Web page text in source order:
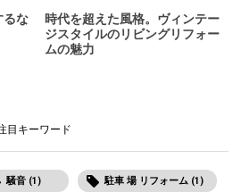
るな
時代を超えた風格。ヴィンテー
ジスタイルのリビングリフォー
ムの魅力
目キーワード
騒音 (1) 駐車 場 リフォーム (1)